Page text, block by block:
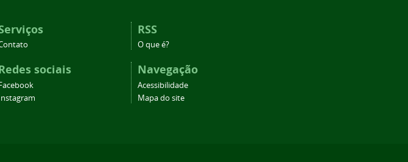
sociais
RSS
O que é?
Navegação
Acessibilidade
Mapa do site